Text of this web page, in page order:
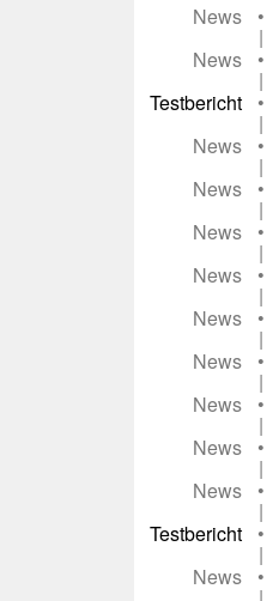
News
•
|
News
•
|
Testbericht
•
|
News
•
|
News
•
|
News
•
|
News
•
|
News
•
|
News
•
|
News
•
|
News
•
|
News
•
|
Testbericht
•
|
News
•